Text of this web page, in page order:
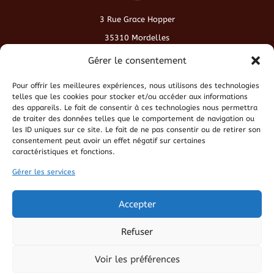
Gérer le consentement
Pour offrir les meilleures expériences, nous utilisons des technologies
telles que les cookies pour stocker et/ou accéder aux informations
des appareils. Le fait de consentir à ces technologies nous permettra
de traiter des données telles que le comportement de navigation ou
les ID uniques sur ce site. Le fait de ne pas consentir ou de retirer son
consentement peut avoir un effet négatif sur certaines
caractéristiques et fonctions.
Gérer les services
Accepter
Refuser
Voir les préférences
3 Rue Grace Hopper
35310 Mordelles
contact@cafeduvieuxmonde.fr
Conditions générales de vente
Politique de cookies
Politique de confidentialité